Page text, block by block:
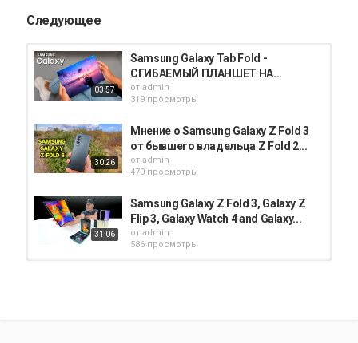
Следующее
03:57
Samsung Galaxy Tab Fold -
СГИБАЕМЫЙ ПЛАНШЕТ НА...
от admin
319 просмотры
30:26
Мнение о Samsung Galaxy Z Fold 3
от бывшего владельца Z Fold 2...
от admin
470 просмотры
31:06
Samsung Galaxy Z Fold 3, Galaxy Z
Flip 3, Galaxy Watch 4 and Galaxy...
от admin
586 просмотры